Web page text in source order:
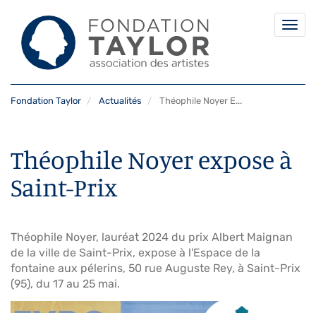
au
Fondation Taylor Actualités Théophile Noyer E...
Théophile Noyer expose à
Saint-Prix
Théophile Noyer, lauréat 2024 du prix Albert Maignan
de la ville de Saint-Prix, expose à l'Espace de la
fontaine aux pélerins, 50 rue Auguste Rey, à Saint-Prix
(95), du 17 au 25 mai.